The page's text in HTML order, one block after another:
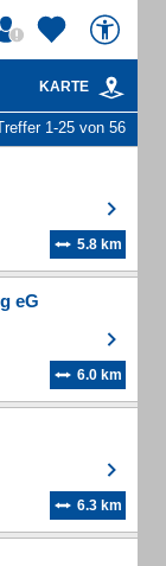
KARTE
1-25 von 56
5.8 km
eG
6.0 km
6.3 km